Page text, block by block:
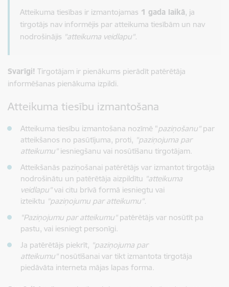
Atteikuma tiesības ir izmantojamas 1 gada laikā, ja
tirgotājs nav informējis par atteikuma tiesībām un nav
nodrošinājis "atteikuma veidlapu".
Svarīgi! Tirgotājam ir pienākums pierādīt patērētāja
informēšanas pienākuma izpildi.
Atteikuma tiesību izmantošana
Atteikuma tiesību izmantošana nozīmē "paziņošanu" par
atteikšanos no pasūtījuma, proti, "paziņojuma par
atteikumu"iesniegšanu vai nosūtīšanu tirgotājam.
Atteikšanās paziņošanai patērētājs var izmantot tirgotāja
nodrošinātu un patērētāja aizpildītu "atteikuma
veidlapu"vai citu brīvā formā iesniegtu vai
izteiktu "paziņojumu par atteikumu".
"Paziņojumu par atteikumu"patērētājs var nosūtīt pa
pastu, vai iesniegt personīgi.
Ja patērētājs piekrīt, "paziņojuma par
atteikumu"nosūtīšanai var tikt izmantota tirgotāja
piedāvāta interneta mājas lapas forma.